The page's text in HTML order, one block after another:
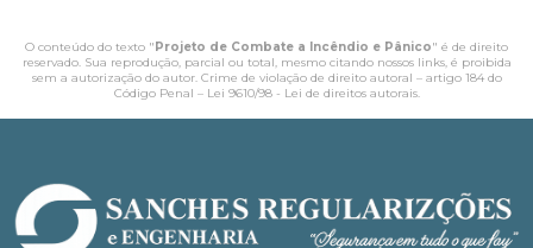
O conteúdo do texto " Projeto de Combate a Incêndio e Pânico" é de direito
reservado. Sua reprodução, parcial ou total, mesmo citando nossos links, é proibida
sem a autorização do autor. Crime de violação de direito autoral – artigo 184 do
Código Penal – Lei 9610/98 - Lei de direitos autorais.